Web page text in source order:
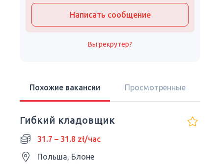
Написать сообщение
Вы рекрутер?
Похожие вакансии Просмотренные
Гибкий кладовщик
31.7 – 31.8 zł/час
Польша, Блоне